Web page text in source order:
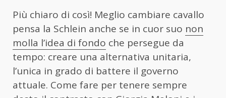
Più chiaro di così! Meglio cambiare cavallo
pensa la Schlein anche se in cuor suo non
molla l’idea di fondo che persegue da
tempo: creare una alternativa unitaria,
l’unica in grado di battere il governo
attuale. Come fare per tenere sempre